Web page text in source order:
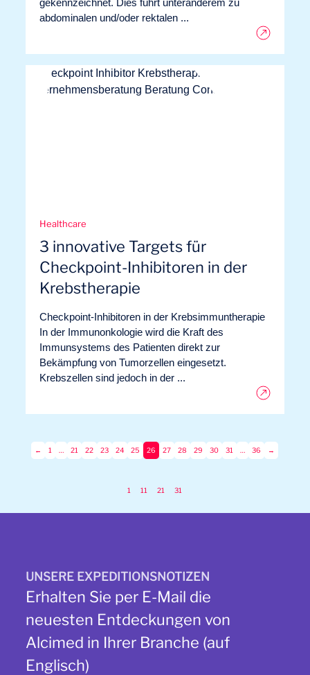
abdominalen und/oder rektalen ...
Healthcare
3 innovative Targets für
Checkpoint-Inhibitoren in der
Krebstherapie
Checkpoint-Inhibitoren in der Krebsimmuntherapie
In der Immunonkologie wird die Kraft des
Immunsystems des Patienten direkt zur
Bekämpfung von Tumorzellen eingesetzt.
Krebszellen sind jedoch in der ...
← 1 … 21 22 23 24 25 26 27 28 29 30 31 … 36 →
1 11 21 31
UNSERE EXPEDITIONSNOTIZEN
Erhalten Sie per E-Mail die
neuesten Entdeckungen von
Alcimed in Ihrer Branche (auf
Englisch)